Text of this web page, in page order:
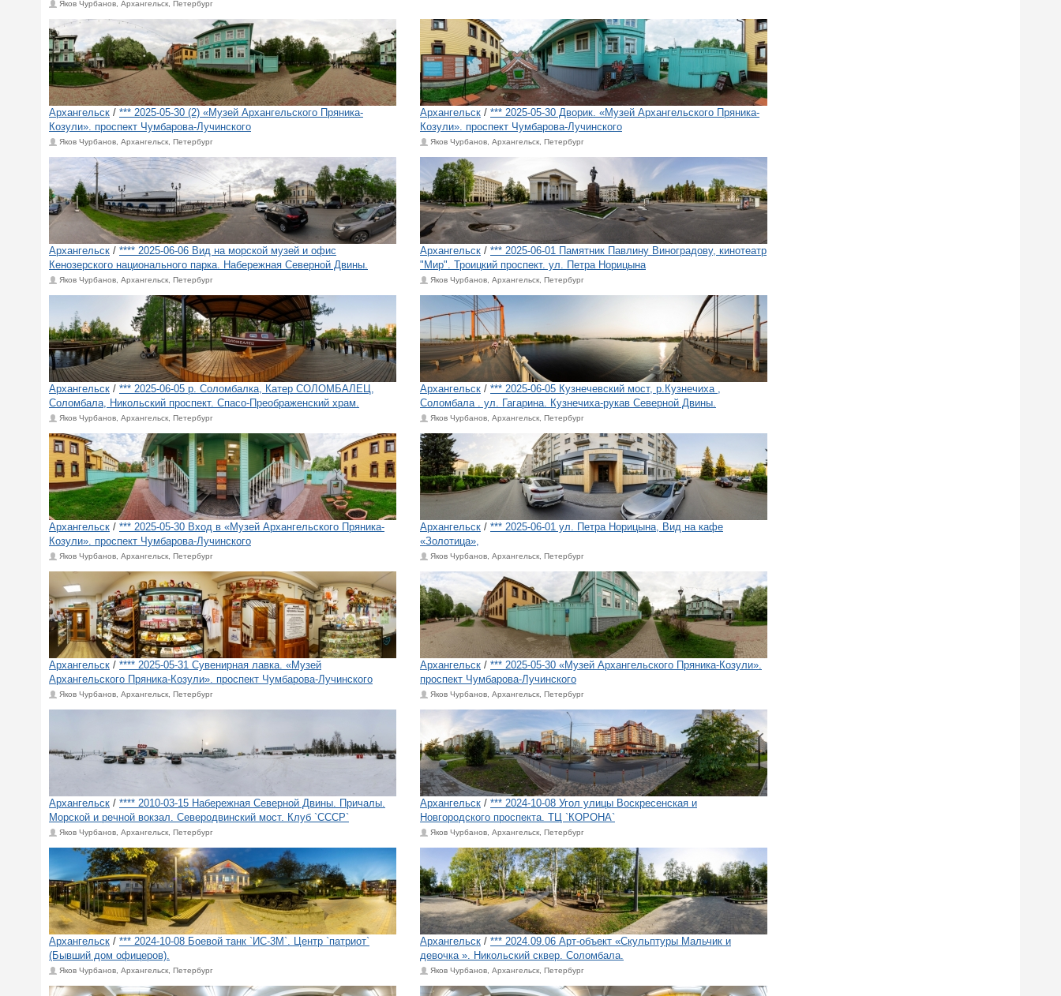
Яков Чурбанов, Архангельск, Петербург
Архангельск / *** 2025-05-30 (2) «Музей Архангельского Пряника-
Козули». проспект Чумбарова-Лучинского
Яков Чурбанов, Архангельск, Петербург
Архангельск / *** 2025-05-30 Дворик. «Музей Архангельского Пряника-
Козули». проспект Чумбарова-Лучинского
Яков Чурбанов, Архангельск, Петербург
Архангельск / **** 2025-06-06 Вид на морской музей и офис
Кенозерского национального парка. Набережная Северной Двины.
Яков Чурбанов, Архангельск, Петербург
Архангельск / *** 2025-06-01 Памятник Павлину Виноградову, кинотеатр
"Мир". Троицкий проспект. ул. Петра Норицына
Яков Чурбанов, Архангельск, Петербург
Архангельск / *** 2025-06-05 р. Соломбалка, Катер СОЛОМБАЛЕЦ,
Соломбала, Никольский проспект. Спасо-Преображенский храм.
Яков Чурбанов, Архангельск, Петербург
Архангельск / *** 2025-06-05 Кузнечевский мост, р.Кузнечиха ,
Соломбала . ул. Гагарина. Кузнечиха-рукав Северной Двины.
Яков Чурбанов, Архангельск, Петербург
Архангельск / *** 2025-05-30 Вход в «Музей Архангельского Пряника-
Козули». проспект Чумбарова-Лучинского
Яков Чурбанов, Архангельск, Петербург
Архангельск / *** 2025-06-01 ул. Петра Норицына, Вид на кафе
«Золотица»,
Яков Чурбанов, Архангельск, Петербург
Архангельск / **** 2025-05-31 Сувенирная лавка. «Музей
Архангельского Пряника-Козули». проспект Чумбарова-Лучинского
Яков Чурбанов, Архангельск, Петербург
Архангельск / *** 2025-05-30 «Музей Архангельского Пряника-Козули».
проспект Чумбарова-Лучинского
Яков Чурбанов, Архангельск, Петербург
Архангельск / **** 2010-03-15 Набережная Северной Двины. Причалы.
Морской и речной вокзал. Северодвинский мост. Клуб `СССР`
Яков Чурбанов, Архангельск, Петербург
Архангельск / *** 2024-10-08 Угол улицы Воскресенская и
Новгородского проспекта. ТЦ `КОРОНА`
Яков Чурбанов, Архангельск, Петербург
Архангельск / *** 2024-10-08 Боевой танк `ИС-3М`. Центр `патриот`
(Бывший дом офицеров).
Яков Чурбанов, Архангельск, Петербург
Архангельск / *** 2024.09.06 Арт-объект «Скульптуры Мальчик и
девочка ». Никольский сквер. ​Соломбала.
Яков Чурбанов, Архангельск, Петербург